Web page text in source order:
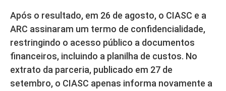
Após o resultado, em 26 de agosto, o CIASC e a
ARC assinaram um termo de confidencialidade,
restringindo o acesso público a documentos
financeiros, incluindo a planilha de custos. No
extrato da parceria, publicado em 27 de
setembro, o CIASC apenas informa novamente a